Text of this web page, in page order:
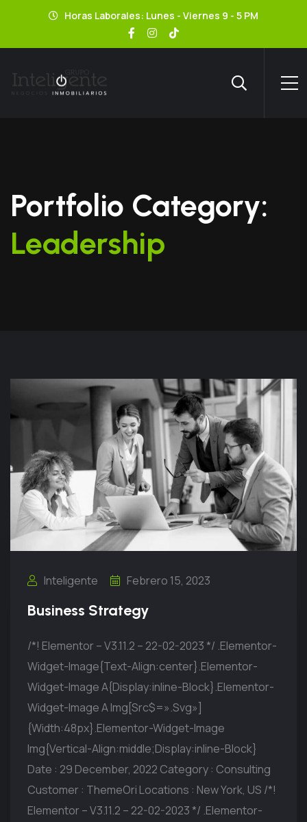
Horas Laborales: Lunes - Viernes 9 - 5 PM
Portfolio Category:
Leadership
Inteligente Febrero 15, 2023
Business Strategy
/*! Elementor – V3.11.2 – 22-02-2023 */ .elementor-
Widget-Image{text-Align:center}.elementor-
Widget-Image A{display:inline-Block}.elementor-
Widget-Image A Img[src$=».svg»]
{width:48px}.elementor-Widget-Image
Img{vertical-Align:middle;display:inline-Block}
Date : 29 December, 2022 Category : Consulting
Customer : ThemeOri Locations : New York, US /*!
Elementor – V3.11.2 – 22-02-2023 */ .elementor-